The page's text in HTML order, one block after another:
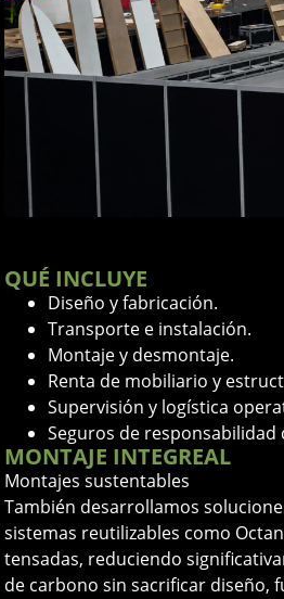
QUÉ INCLUYE
Diseño y fabricación.
Transporte e instalación.
Montaje y desmontaje.
Renta de mobiliario y
Supervisión y logística
Seguros de responsabilidad
MONTAJE INTEGREAL
Montajes sustentables
También desarrollamos
sistemas reutilizables como
tensadas, reduciendo
de carbono sin sacrificar diseño,